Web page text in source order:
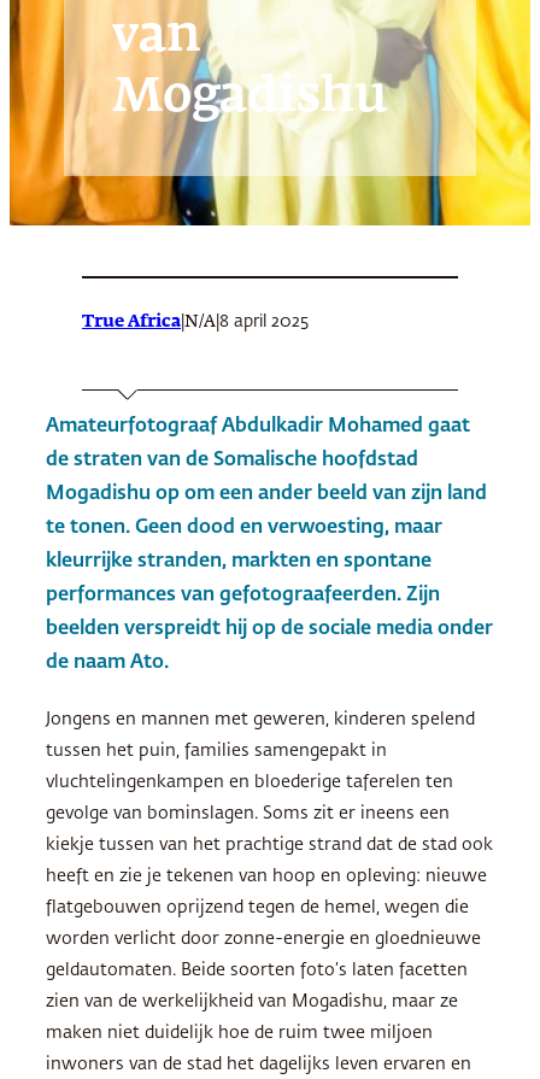
van
Mogadishu
True Africa N/A 8 april 2025
Amateurfotograaf Abdulkadir Mohamed gaat
de straten van de Somalische hoofdstad
Mogadishu op om een ander beeld van zijn land
te tonen. Geen dood en verwoesting, maar
kleurrijke stranden, markten en spontane
performances van gefotograafeerden. Zijn
beelden verspreidt hij op de sociale media onder
de naam Ato.
Jongens en mannen met geweren, kinderen spelend
tussen het puin, families samengepakt in
vluchtelingenkampen en bloederige taferelen ten
gevolge van bominslagen. Soms zit er ineens een
kiekje tussen van het prachtige strand dat de stad ook
heeft en zie je tekenen van hoop en opleving: nieuwe
flatgebouwen oprijzend tegen de hemel, wegen die
worden verlicht door zonne-energie en gloednieuwe
geldautomaten. Beide soorten foto’s laten facetten
zien van de werkelijkheid van Mogadishu, maar ze
maken niet duidelijk hoe de ruim twee miljoen
inwoners van de stad het dagelijks leven ervaren en